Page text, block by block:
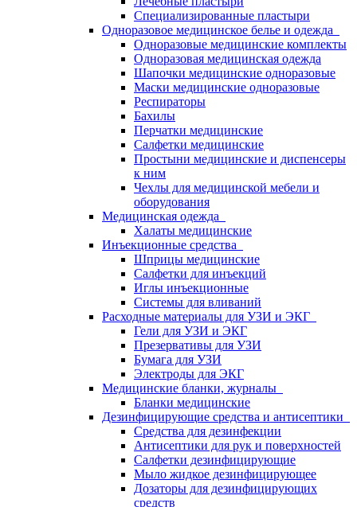
Специализированные пластыри
Одноразовое медицинское белье и одежда
Одноразовые медицинские комплекты
Одноразовая медицинская одежда
Шапочки медицинские одноразовые
Маски медицинские одноразовые
Респираторы
Бахилы
Перчатки медицинские
Салфетки медицинские
Простыни медицинские и диспенсеры
к ним
Чехлы для медицинской мебели и
оборудования
Медицинская одежда
Халаты медицинские
Инъекционные средства
Шприцы медицинские
Салфетки для инъекций
Иглы инъекционные
Системы для вливаний
Расходные материалы для УЗИ и ЭКГ
Гели для УЗИ и ЭКГ
Презервативы для УЗИ
Бумага для УЗИ
Электроды для ЭКГ
Медицинские бланки, журналы
Бланки медицинские
Дезинфицирующие средства и антисептики
Средства для дезинфекции
Антисептики для рук и поверхностей
Салфетки дезинфицирующие
Мыло жидкое дезинфицирующее
Дозаторы для дезинфицирующих
средств